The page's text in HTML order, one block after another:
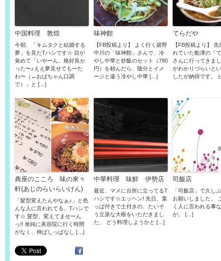
中国料理 敦煌
今朝、「キムタクと結婚する
夢」を見たTハシです☆ 目が
覚めて「いやーん、格好良か
った〜♪ええ夢見せてもーた
わ〜（←おばちゃん口調
で）」と […]
味神館
【FB投稿より】 よく行く嬉野
中川の「味神館」さんで、冷
やし中華と炒飯のセット（780
円）を頼んだら、随分とイメ
ージと違う冷やし中華 […]
てらだや
【FB投稿より】
れていた船津の「
さんに行ってきま
がわかりづらいと
したが納得です。
典座のこころ 味の來々
軒(あじのらいらいけん)
「髪型変えたんやなぁ♪」と色
んな人に言われてる、Tハシで
す☆ 髪型、変えてませーん
っ!! 単純に美容院に行く時間
がなく、伸ばしっぱなし […]
中華料理 味鮮 伊勢店
最近、マメに台所に立ってるT
ハシです☆エッヘン! 先日、葉
っぱ付きで土付きの、たいそ
う立派な大根をいただきまし
た。 どう料理しようかと […]
司飯店
「司飯店」で久し
お願いしました。
く人に言われる事
が。 […]